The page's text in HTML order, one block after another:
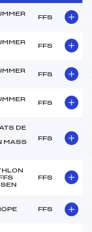
FFS
FFS
FFS
FFS
DE
MASS
FFS
FFS
FFS